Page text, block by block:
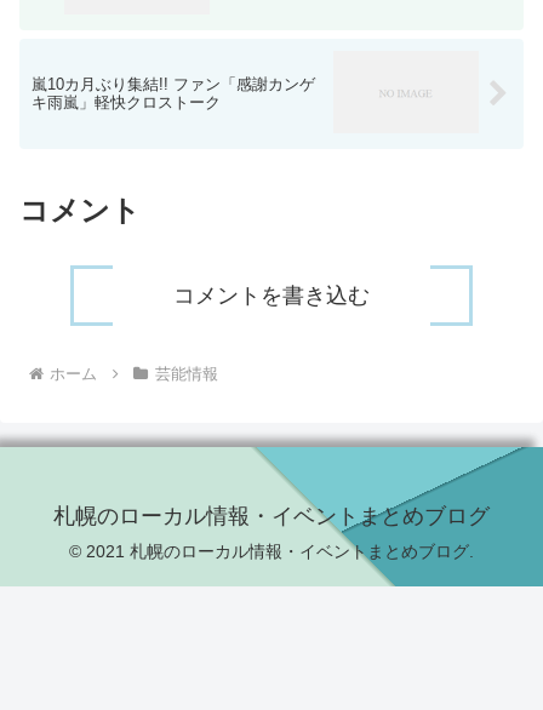
嵐10カ月ぶり集結!! ファン「感謝カンゲ
キ雨嵐」軽快クロストーク
コメント
コメントを書き込む
ホーム 芸能情報
札幌のローカル情報・イベントまとめブログ
© 2021 札幌のローカル情報・イベントまとめブログ.